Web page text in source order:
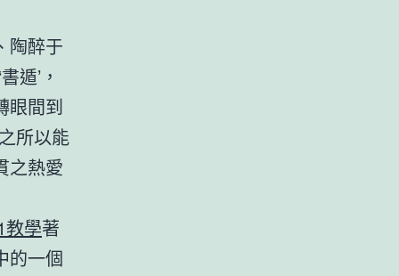
陶醉于
遁’，
眼間到
所以能
之熱愛
教學著
的一個